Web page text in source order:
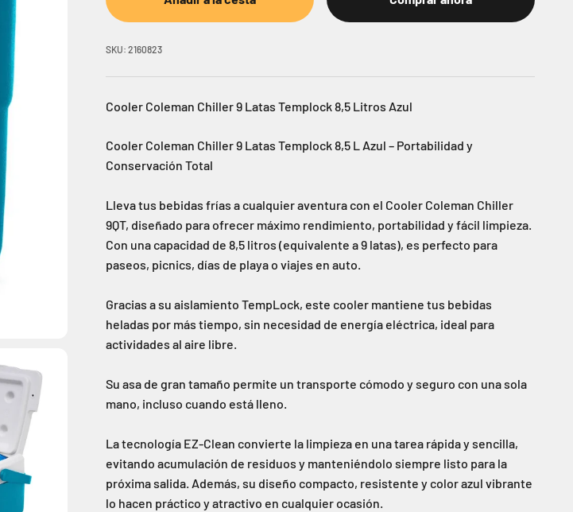
SKU: 2160823
Cooler Coleman Chiller 9 Latas Templock 8,5 Litros Azul
Cooler Coleman Chiller 9 Latas Templock 8,5 L Azul – Portabilidad y
Conservación Total
Lleva tus bebidas frías a cualquier aventura con el Cooler Coleman Chiller
9QT, diseñado para ofrecer máximo rendimiento, portabilidad y fácil limpieza.
Con una capacidad de 8,5 litros (equivalente a 9 latas), es perfecto para
paseos, picnics, días de playa o viajes en auto.
Gracias a su aislamiento TempLock, este cooler mantiene tus bebidas
heladas por más tiempo, sin necesidad de energía eléctrica, ideal para
actividades al aire libre.
Su asa de gran tamaño permite un transporte cómodo y seguro con una sola
mano, incluso cuando está lleno.
La tecnología EZ-Clean convierte la limpieza en una tarea rápida y sencilla,
evitando acumulación de residuos y manteniéndolo siempre listo para la
próxima salida. Además, su diseño compacto, resistente y color azul vibrante
lo hacen práctico y atractivo en cualquier ocasión.